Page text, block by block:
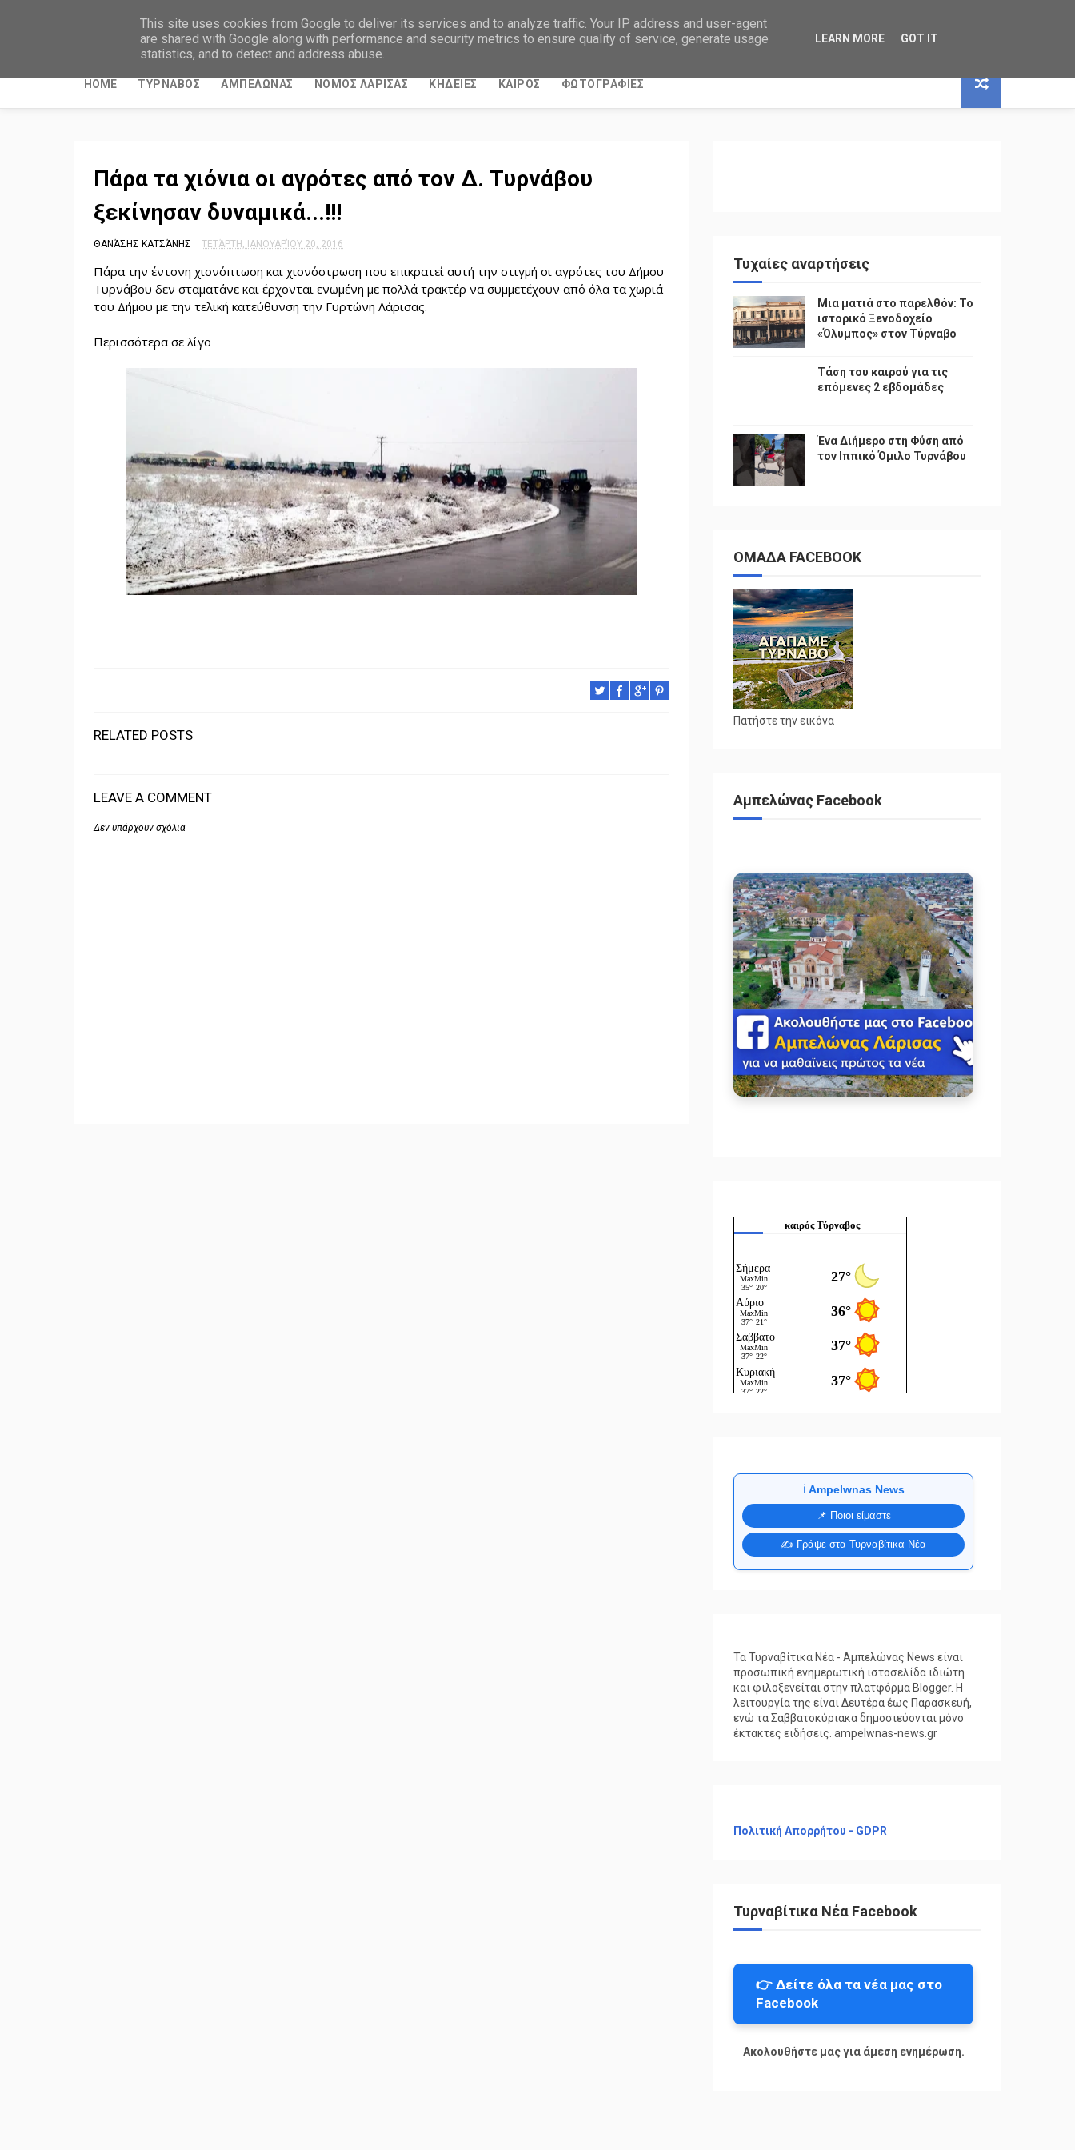
ΤΥΡΝΑΒΙΤΙΚΑ ΝΕΑ
HOME ΤΥΡΝΑΒΟΣ ΑΜΠΕΛΩΝΑΣ ΝΟΜΟΣ ΛΑΡΙΣΑΣ ΚΗΔΕΙΕΣ ΚΑΙΡΟΣ ΦΩΤΟΓΡΑΦΙΕΣ
Πάρα τα χιόνια οι αγρότες από τον Δ. Τυρνάβου
ξεκίνησαν δυναμικά...!!!
ΘΑΝΆΣΗΣ ΚΑΤΣΆΝΗΣ ΤΕΤΆΡΤΗ, ΙΑΝΟΥΑΡΊΟΥ 20, 2016
Πάρα την έντονη χιονόπτωση και χιονόστρωση που επικρατεί αυτή την στιγμή οι αγρότες του Δήμου
Τυρνάβου δεν σταματάνε και έρχονται ενωμένη με πολλά τρακτέρ να συμμετέχουν από όλα τα χωριά
του Δήμου με την τελική κατεύθυνση την Γυρτώνη Λάρισας.
Περισσότερα σε λίγο
RELATED POSTS
LEAVE A COMMENT
Δεν υπάρχουν σχόλια
Τυχαίες αναρτήσεις
Μια ματιά στο παρελθόν: Το
ιστορικό Ξενοδοχείο
«Όλυμπος» στον Τύρναβο
Τάση του καιρού για τις
επόμενες 2 εβδομάδες
Ένα Διήμερο στη Φύση από
τον Ιππικό Όμιλο Τυρνάβου
ΟΜΑΔΑ FACEBOOK
Πατήστε την εικόνα
Αμπελώνας Facebook
καιρός Τύρναβος
ℹ️ Ampelwnas News
📌 Ποιοι είμαστε
✍️ Γράψε στα Τυρναβίτικα Νέα
Τα Τυρναβίτικα Νέα - Αμπελώνας News είναι
προσωπική ενημερωτική ιστοσελίδα ιδιώτη
και φιλοξενείται στην πλατφόρμα Blogger. Η
λειτουργία της είναι Δευτέρα έως Παρασκευή,
ενώ τα Σαββατοκύριακα δημοσιεύονται μόνο
έκτακτες ειδήσεις. ampelwnas-news.gr
Πολιτική Απορρήτου - GDPR
Τυρναβίτικα Νέα Facebook
👉 Δείτε όλα τα νέα μας στο
Facebook
Ακολουθήστε μας για άμεση ενημέρωση.
This site uses cookies from Google to deliver its services and to analyze traffic. Your IP address and user-agent
are shared with Google along with performance and security metrics to ensure quality of service, generate usage
statistics, and to detect and address abuse.
LEARN MORE GOT IT